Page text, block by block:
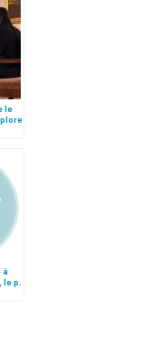
le
à
le p.